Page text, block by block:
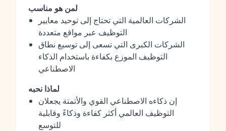
لمن هو مناسب
الشركات العالمية التي تحتاج إلى توحيد معايير
التوظيف عبر مواقع متعددة
الشركات الكبرى التي تسعى إلى توسيع نطاق
التوظيف الموزع بكفاءة باستخدام الذكاء
الاصطناعي
لماذا نحبه
إن ذكاءه الاصطناعي القوي والأتمتة يجعلان
التوظيف العالمي أكثر كفاءة وذكاءً وقابلية
للتوسع